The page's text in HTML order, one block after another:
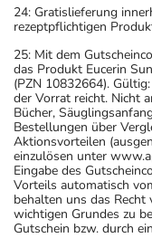
24: Gratislieferung
rezeptpflichtigen
25: Mit dem
das Produkt Eucerin
(PZN 10832664).
der Vorrat reicht. Nicht
Bücher,
Bestellungen über
Aktionsvorteilen
einzulösen unter
Eingabe des
Vorteils automatisch
behalten uns das Recht
wichtigen Grundes zu
Gutschein bzw. durch